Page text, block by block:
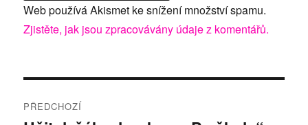
Web používá Akismet ke snížení množství spamu.
Zjistěte, jak jsou zpracovávány údaje z komentářů.
PŘEDCHOZÍ